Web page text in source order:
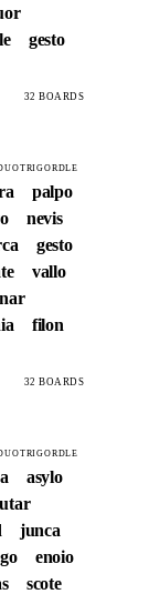
gesto
32 BOARDS
palpo
nevis
gesto
vallo
filon
32 BOARDS
asylo
junca
enoio
scote